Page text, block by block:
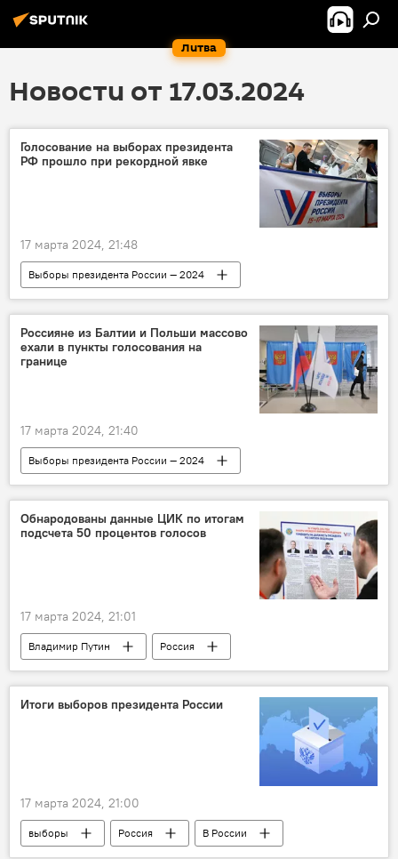
Литва
Новости от 17.03.2024
Голосование на выборах президента
РФ прошло при рекордной явке
17 марта 2024, 21:48
Выборы президента России — 2024
В России
Россия
выборы
Владимир Путин
Россияне из Балтии и Польши массово
ехали в пункты голосования на
границе
17 марта 2024, 21:40
Выборы президента России — 2024
В России
В Балтии
Литва
Польша
Обнародованы данные ЦИК по итогам
подсчета 50 процентов голосов
17 марта 2024, 21:01
Владимир Путин Россия
Итоги выборов президента России
17 марта 2024, 21:00
выборы Россия
В России